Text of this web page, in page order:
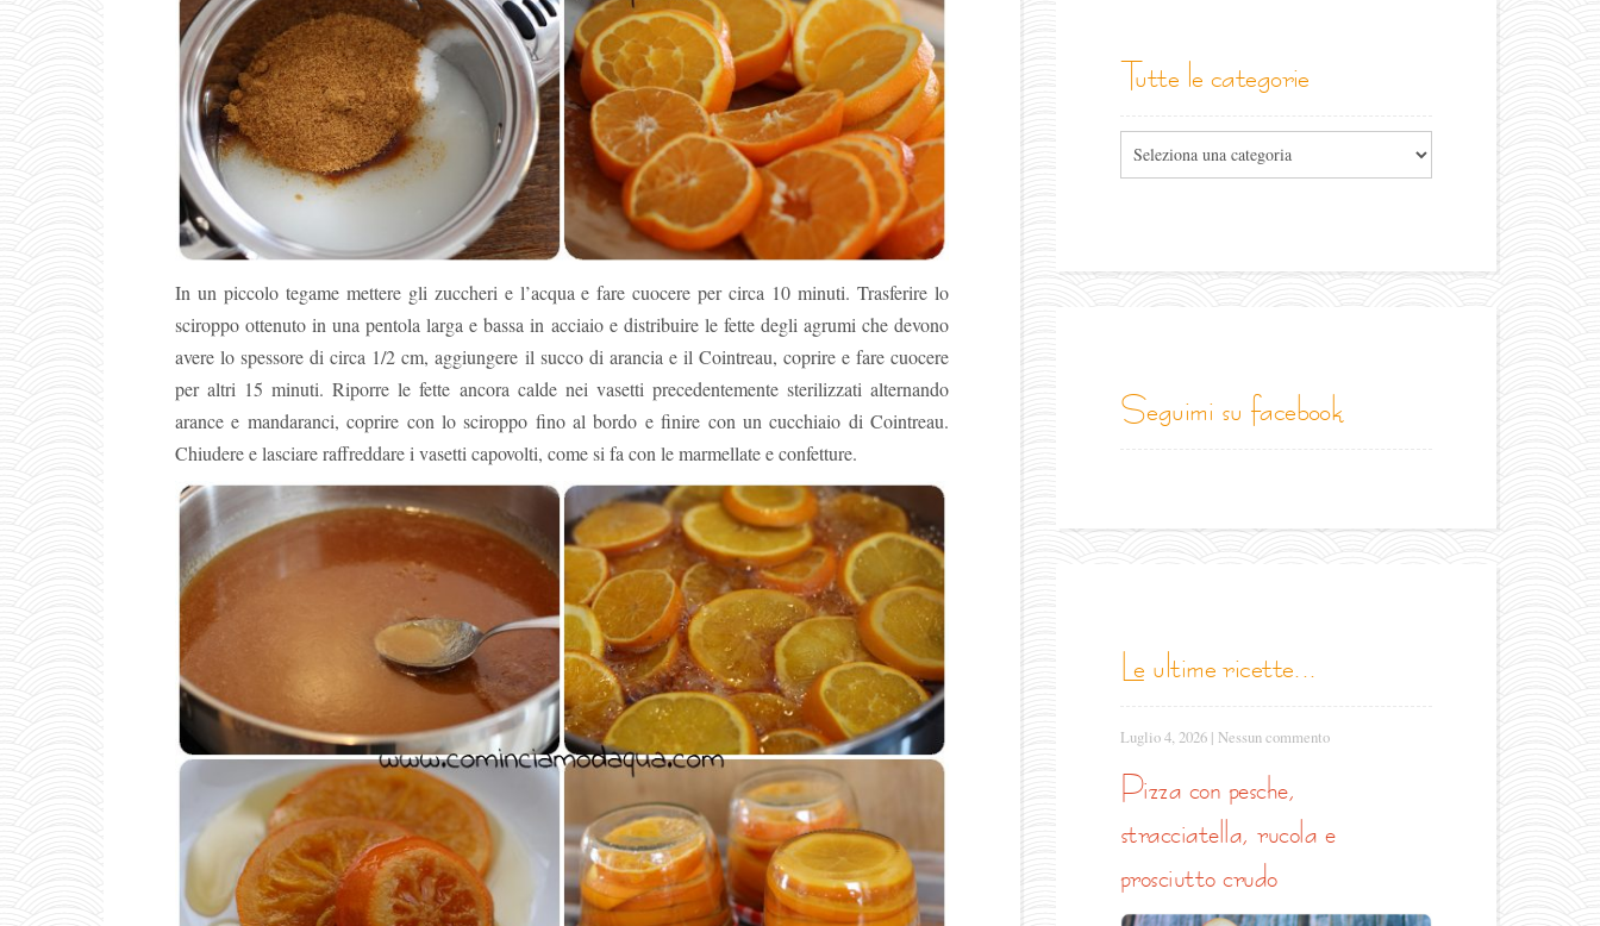
In un piccolo tegame mettere gli zuccheri e l’acqua e fare cuocere per circa 10 minuti. Trasferire lo
sciroppo ottenuto in una pentola larga e bassa in acciaio e distribuire le fette degli agrumi che devono
avere lo spessore di circa 1/2 cm, aggiungere il succo di arancia e il Cointreau, coprire e fare cuocere
per altri 15 minuti. Riporre le fette ancora calde nei vasetti precedentemente sterilizzati alternando
arance e mandaranci, coprire con lo sciroppo fino al bordo e finire con un cucchiaio di Cointreau.
Chiudere e lasciare raffreddare i vasetti capovolti, come si fa con le marmellate e confetture.
tutte le categorie
seguimi su facebook
le ultime ricette...
Luglio 4, 2026 | Nessun commento
pizza con pesche,
stracciatella, rucola e
prosciutto crudo